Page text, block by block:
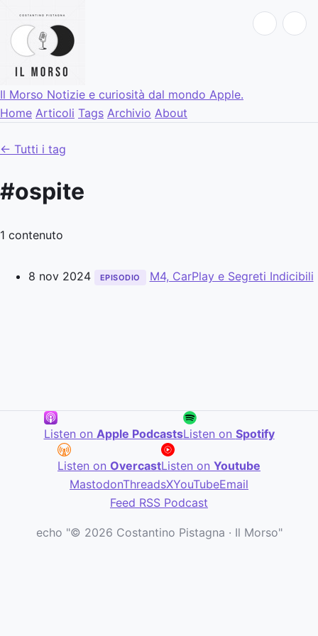
Il Morso Notizie e curiosità dal mondo Apple.
Home Articoli Tags Archivio About
← Tutti i tag
#ospite
1 contenuto
8 nov 2024 EPISODIO M4, CarPlay e Segreti Indicibili
Listen on Apple PodcastsListen on Spotify
Listen on OvercastListen on Youtube
MastodonThreadsXYouTubeEmail
Feed RSS Podcast
echo "© 2026 Costantino Pistagna · Il Morso"